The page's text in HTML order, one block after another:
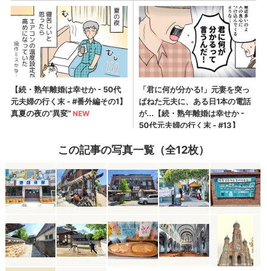
この記事の写真一覧（全12枚）